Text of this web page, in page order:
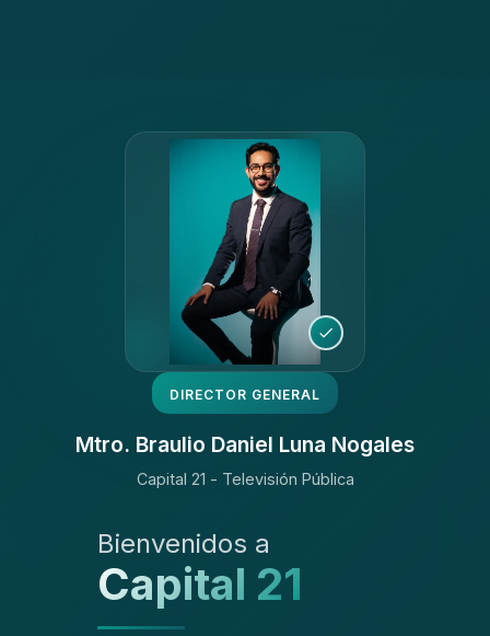
DIRECTOR GENERAL
Mtro. Braulio Daniel Luna Nogales
Capital 21 - Televisión Pública
Bienvenidos a
Capital 21